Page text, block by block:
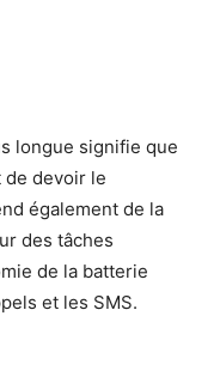
longue signifie que
devoir le
également de la
des tâches
de la batterie
et les SMS.